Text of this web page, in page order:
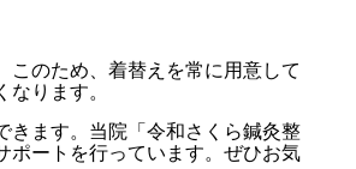
このため、着替えを常に用意して
ります。
きます。当院「令和さくら鍼灸整
ポートを行っています。ぜひお気